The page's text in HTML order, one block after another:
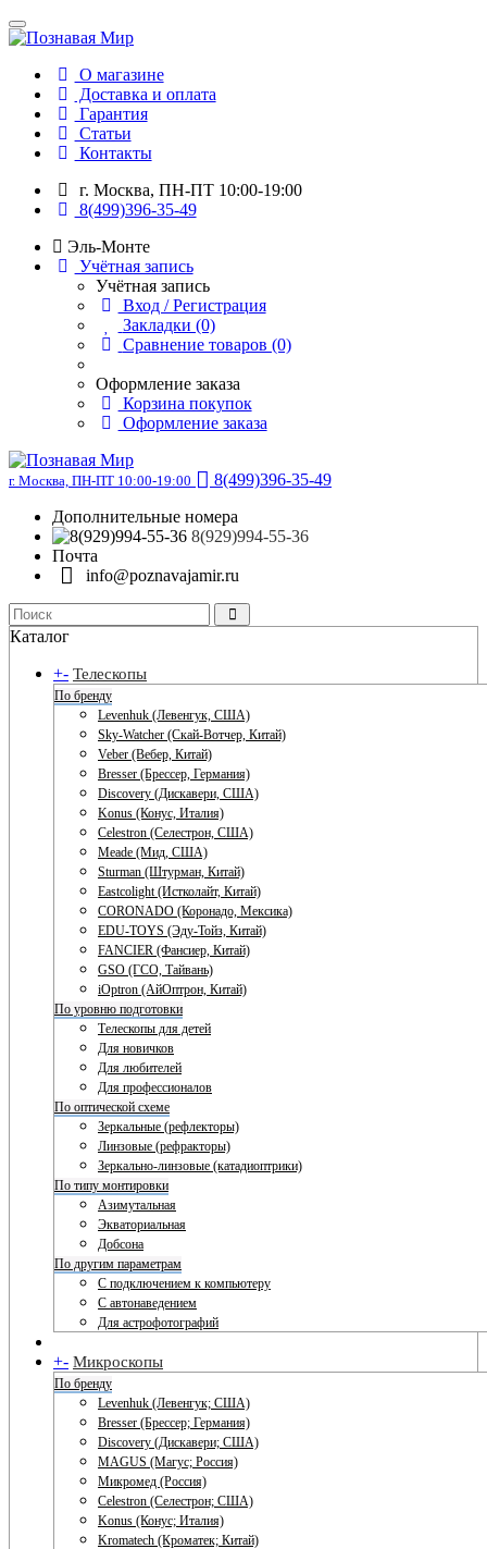
О магазине
Доставка и оплата
Гарантия
Статьи
Контакты
г. Москва, ПН-ПТ 10:00-19:00
8(499)396-35-49
Эль-Монте
Учётная запись
Учётная запись
Вход / Регистрация
Закладки (0)
Сравнение товаров (0)
Оформление заказа
Корзина покупок
Оформление заказа
г. Москва, ПН-ПТ 10:00-19:00
8(499)396-35-49
Дополнительные номера
8(929)994-55-36
Почта
info@poznavajamir.ru
Каталог
+- Телескопы
По бренду
Levenhuk (Левенгук, США)
Sky-Watcher (Скай-Вотчер, Китай)
Veber (Вебер, Китай)
Bresser (Брессер, Германия)
Discovery (Дискавери, США)
Konus (Конус, Италия)
Celestron (Селестрон, США)
Meade (Мид, США)
Sturman (Штурман, Китай)
Eastcolight (Истколайт, Китай)
CORONADO (Коронадо, Мексика)
EDU-TOYS (Эду-Тойз, Китай)
FANCIER (Фансиер, Китай)
GSO (ГСО, Тайвань)
iOptron (АйОптрон, Китай)
По уровню подготовки
Телескопы для детей
Для новичков
Для любителей
Для профессионалов
По оптической схеме
Зеркальные (рефлекторы)
Линзовые (рефракторы)
Зеркально-линзовые (катадиоптрики)
По типу монтировки
Азимутальная
Экваториальная
Добсона
По другим параметрам
С подключением к компьютеру
С автонаведением
Для астрофотографий
+- Микроскопы
По бренду
Levenhuk (Левенгук; США)
Bresser (Брессер; Германия)
Discovery (Дискавери; США)
MAGUS (Магус; Россия)
Микромед (Россия)
Celestron (Селестрон; США)
Konus (Конус; Италия)
Kromatech (Кроматек; Китай)